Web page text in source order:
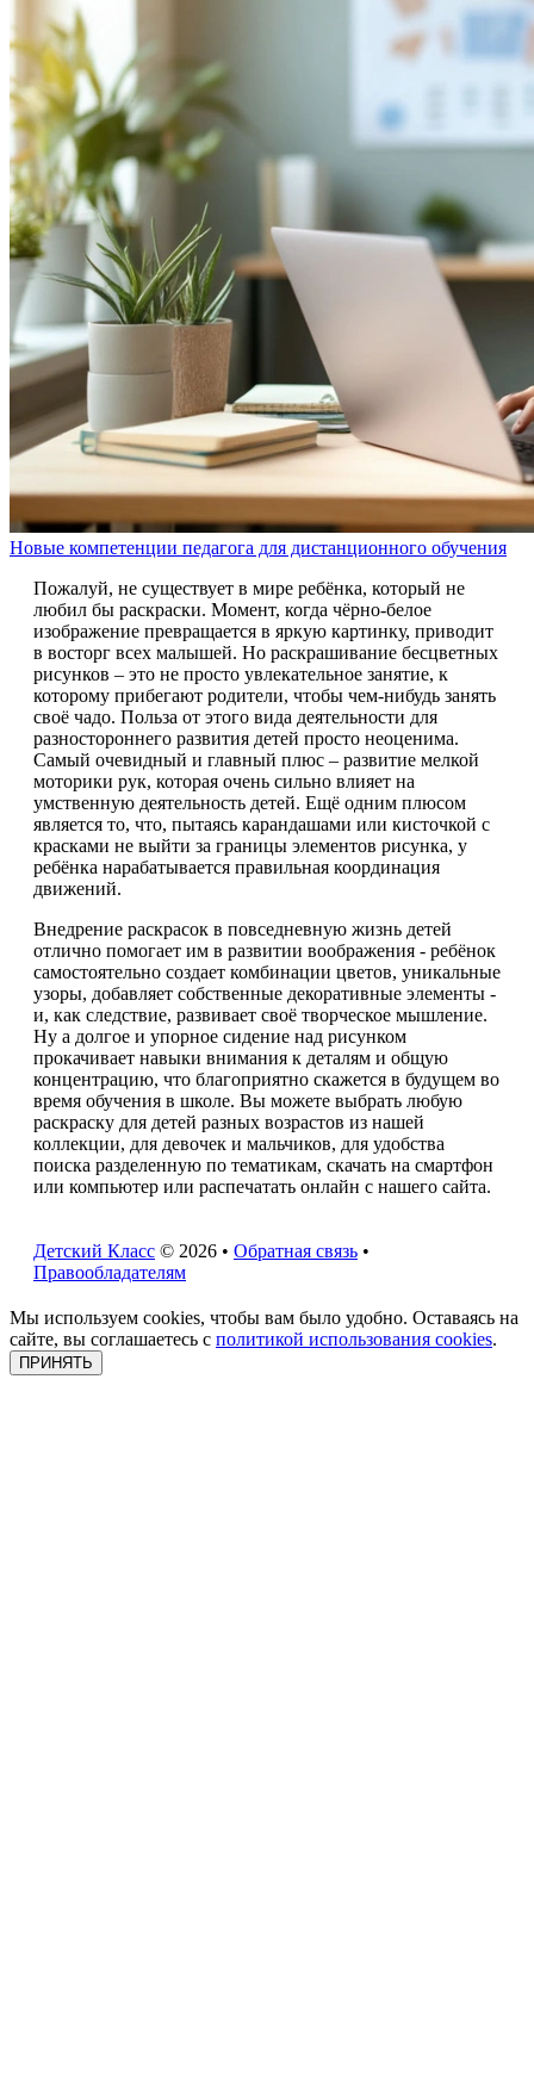
Новые компетенции педагога для дистанционного обучения
Пожалуй, не существует в мире ребёнка, который не
любил бы раскраски. Момент, когда чёрно-белое
изображение превращается в яркую картинку, приводит
в восторг всех малышей. Но раскрашивание бесцветных
рисунков – это не просто увлекательное занятие, к
которому прибегают родители, чтобы чем-нибудь занять
своё чадо. Польза от этого вида деятельности для
разностороннего развития детей просто неоценима.
Самый очевидный и главный плюс – развитие мелкой
моторики рук, которая очень сильно влияет на
умственную деятельность детей. Ещё одним плюсом
является то, что, пытаясь карандашами или кисточкой с
красками не выйти за границы элементов рисунка, у
ребёнка нарабатывается правильная координация
движений.
Внедрение раскрасок в повседневную жизнь детей
отлично помогает им в развитии воображения - ребёнок
самостоятельно создает комбинации цветов, уникальные
узоры, добавляет собственные декоративные элементы -
и, как следствие, развивает своё творческое мышление.
Ну а долгое и упорное сидение над рисунком
прокачивает навыки внимания к деталям и общую
концентрацию, что благоприятно скажется в будущем во
время обучения в школе. Вы можете выбрать любую
раскраску для детей разных возрастов из нашей
коллекции, для девочек и мальчиков, для удобства
поиска разделенную по тематикам, скачать на смартфон
или компьютер или распечатать онлайн с нашего сайта.
Детский Класс © 2026 • Обратная связь •
Правообладателям
Мы используем cookies, чтобы вам было удобно. Оставаясь на
сайте, вы соглашаетесь с политикой использования cookies.
ПРИНЯТЬ